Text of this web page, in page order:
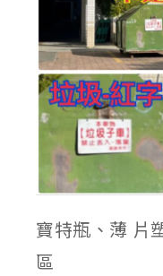
寶特瓶、薄 片
區